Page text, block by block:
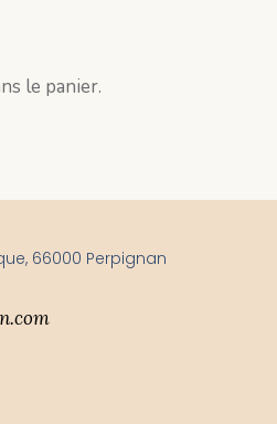
le panier.
66000 Perpignan